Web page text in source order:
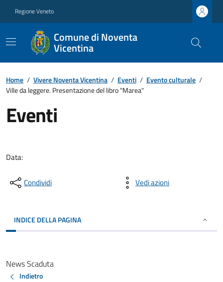
Regione Veneto
Comune di Noventa
Vicentina
Home / Vivere Noventa Vicentina / Eventi / Evento culturale /
Ville da leggere. Presentazione del libro "Marea"
Eventi
Data:
Condividi Vedi azioni
INDICE DELLA PAGINA
News Scaduta
Indietro